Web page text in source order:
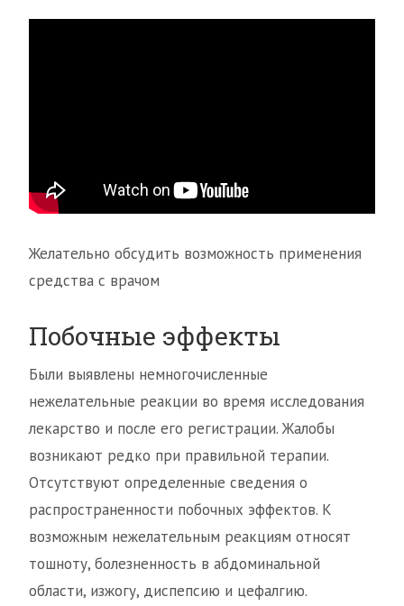
Желательно обсудить возможность применения
средства с врачом
Побочные эффекты
Были выявлены немногочисленные
нежелательные реакции во время исследования
лекарство и после его регистрации. Жалобы
возникают редко при правильной терапии.
Отсутствуют определенные сведения о
распространенности побочных эффектов. К
возможным нежелательным реакциям относят
тошноту, болезненность в абдоминальной
области, изжогу, диспепсию и цефалгию.